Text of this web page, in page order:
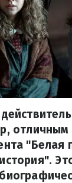
отличным
"Белая